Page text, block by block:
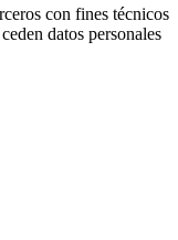
con fines técnicos
datos personales